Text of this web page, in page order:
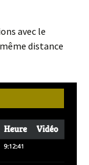
avec le
distance